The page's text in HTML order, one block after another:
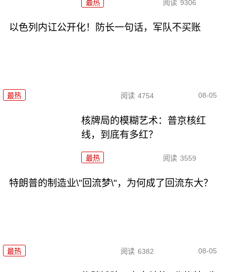
最热 阅读 9306
以色列内讧公开化！防长一句话，军队不买账
最热 阅读 4754 08-05
核牌局的模糊艺术：普京核红
线，到底有多红？
最热 阅读 3559
特朗普的制造业\"回流梦\"，为何成了回流东大？
最热 阅读 6382 08-05